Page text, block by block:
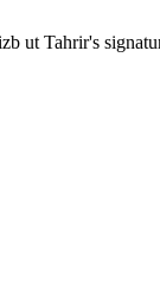
ut Tahrir's